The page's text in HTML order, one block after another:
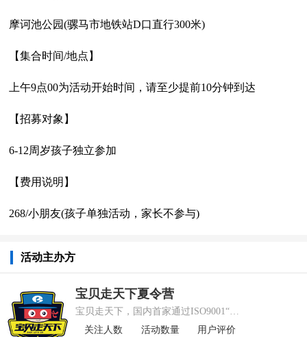
摩诃池公园(骡马市地铁站D口直行300米)
【集合时间/地点】
上午9点00为活动开始时间，请至少提前10分钟到达
【招募对象】
6-12周岁孩子独立参加
【费用说明】
268/小朋友(孩子单独活动，家长不参与)
活动主办方
宝贝走天下夏令营
关注人数
活动数量 用户评价